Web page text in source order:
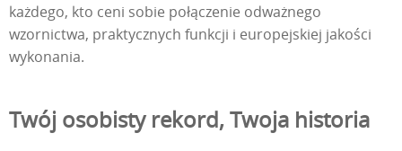
każdego, kto ceni sobie połączenie odważnego
wzornictwa, praktycznych funkcji i europejskiej jakości
wykonania.
Twój osobisty rekord, Twoja historia